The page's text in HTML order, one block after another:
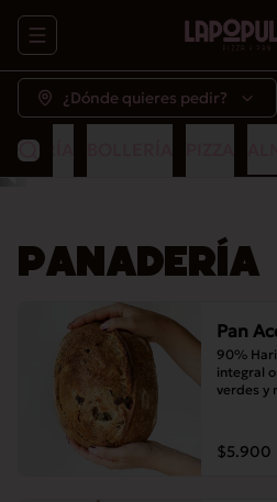
Abrir menu de navegación
¿Dónde quieres pedir?
PANADERÍA
Pan
90%
integral
verdes y
$5.900